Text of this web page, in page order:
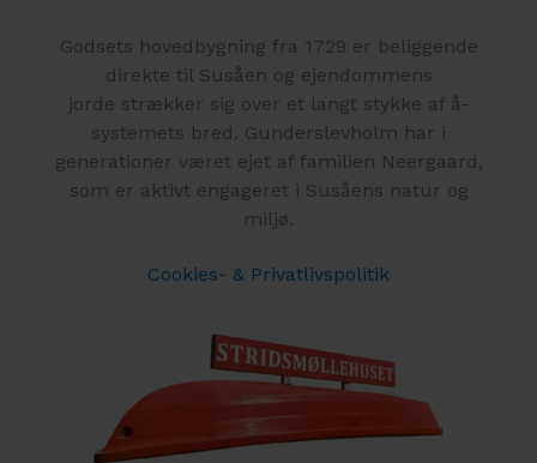
Godsets hovedbygning fra 1729 er beliggende
direkte til Susåen og ejendommens
jorde strækker sig over et langt stykke af å-
systemets bred. Gunderslevholm har i
generationer været ejet af familien Neergaard,
som er aktivt engageret i Susåens natur og
miljø.
Cookies- & Privatlivspolitik